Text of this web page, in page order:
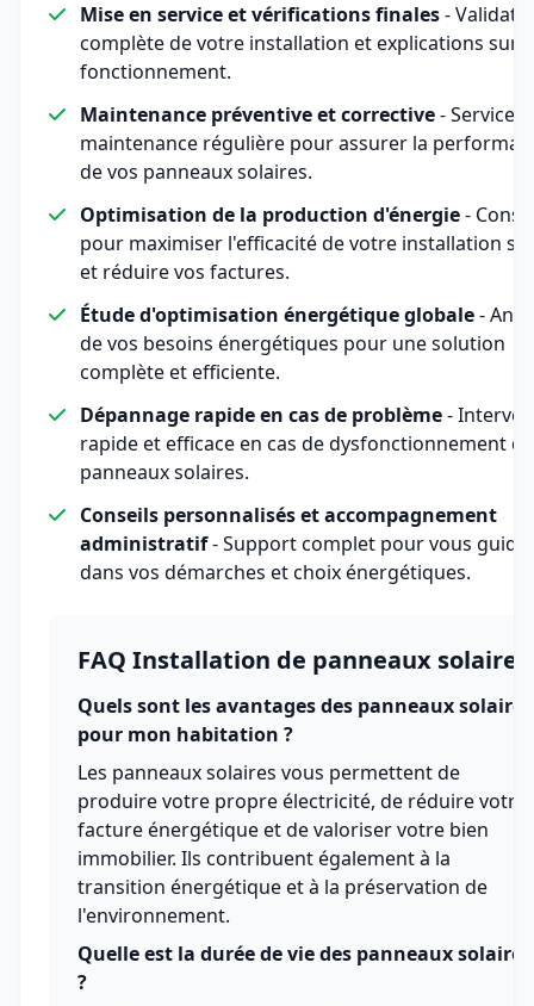
Mise en service et vérifications finales-
complète de votre installation et explications sur
fonctionnement.
Maintenance préventive et corrective- Service
maintenance régulière pour assurer la
de vos panneaux solaires.
Optimisation de la production d'énergie-
pour maximiser l'efficacité de votre installation
et réduire vos factures.
Étude d'optimisation énergétique globale-
de vos besoins énergétiques pour une solution
complète et efficiente.
Dépannage rapide en cas de problème-
rapide et efficace en cas de dysfonctionnement
panneaux solaires.
Conseils personnalisés et accompagnement
administratif- Support complet pour vous
dans vos démarches et choix énergétiques.
FAQ Installation de panneaux solaires
Quels sont les avantages des panneaux solaires
pour mon habitation ?
Les panneaux solaires vous permettent de
produire votre propre électricité, de réduire votre
facture énergétique et de valoriser votre bien
immobilier. Ils contribuent également à la
transition énergétique et à la préservation de
l'environnement.
Quelle est la durée de vie des panneaux solaires
?